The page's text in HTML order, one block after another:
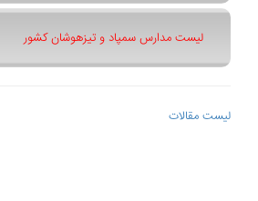
لیست مدارس سمپاد و تیزهوشان کشور
لیست مقالات